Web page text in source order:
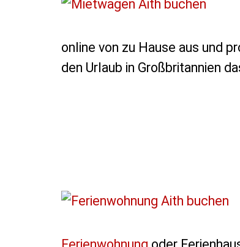
online von zu Hause aus und
den Urlaub in Großbritannien